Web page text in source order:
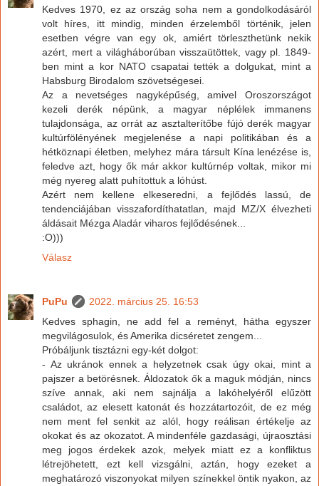
Kedves 1970, ez az ország soha nem a gondolkodásáról
volt híres, itt mindig, minden érzelemből történik, jelen
esetben végre van egy ok, amiért törleszthetünk nekik
azért, mert a világháborúban visszaütöttek, vagy pl. 1849-
ben mint a kor NATO csapatai tették a dolgukat, mint a
Habsburg Birodalom szövetségesei.
Az a nevetséges nagyképűség, amivel Oroszországot
kezeli derék népünk, a magyar néplélek immanens
tulajdonsága, az orrát az asztalterítőbe fújó derék magyar
kultúrfölényének megjelenése a napi politikában és a
hétköznapi életben, melyhez mára társult Kína lenézése is,
feledve azt, hogy ők már akkor kultúrnép voltak, mikor mi
még nyereg alatt puhítottuk a lóhúst.
Azért nem kellene elkeseredni, a fejlődés lassú, de
tendenciájában visszafordíthatatlan, majd MZ/X élvezheti
áldásait Mézga Aladár viharos fejlődésének...
:O)))
Válasz
PuPu
2022. március 25. 16:53
Kedves sphagin, ne add fel a reményt, hátha egyszer
megvilágosulok, és Amerika dicséretet zengem...
Próbáljunk tisztázni egy-két dolgot:
- Az ukránok ennek a helyzetnek csak úgy okai, mint a
pajszer a betörésnek. Áldozatok ők a maguk módján, nincs
szíve annak, aki nem sajnálja a lakóhelyéről elűzött
családot, az elesett katonát és hozzátartozóit, de ez még
nem ment fel senkit az alól, hogy reálisan értékelje az
okokat és az okozatot. A mindenféle gazdasági, újraosztási
meg jogos érdekek azok, melyek miatt ez a konfliktus
létrejöhetett, ezt kell vizsgálni, aztán, hogy ezeket a
meghatározó viszonyokat milyen színekkel öntik nyakon, az